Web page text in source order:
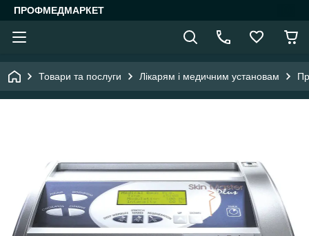
ПРОФМЕДМАРКЕТ
Товари та послуги Лікарям і медичним установам